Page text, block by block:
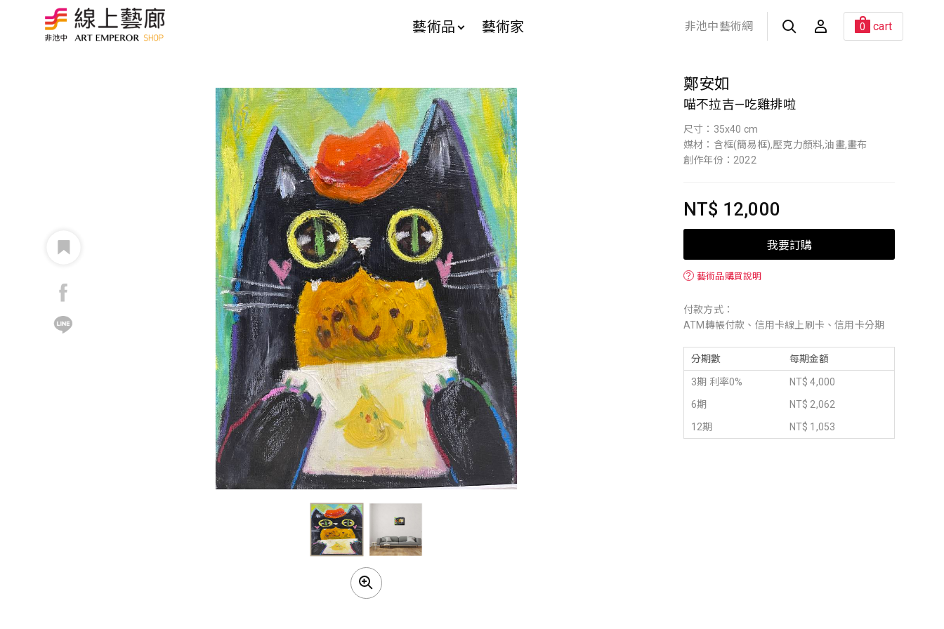
藝術品 藝術家 非池中藝術網 0 cart
鄭安如
喵不拉吉—吃雞排啦
尺寸：35x40 cm
媒材：含框(簡易框),壓克力顏料,油畫,畫布
創作年份：2022
NT$ 12,000
我要訂購
？ 藝術品購買說明
付款方式：
ATM轉帳付款、信用卡線上刷卡、信用卡分期
分期數 每期金額
3期 利率0%
NT$ 4,000
6期
NT$ 2,062
12期
NT$ 1,053